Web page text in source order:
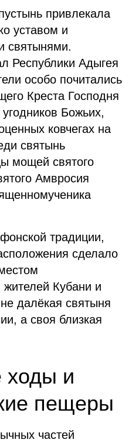
привлекала
уставом и
святынями.
Республики Адыгея
особо почитались
Креста Господня
Божьих,
ковчегах на
святынь
мощей святого
Амвросия
традиции,
сделало
Кубани и
далёкая святыня
а своя близкая
ходы и
пещеры
частей